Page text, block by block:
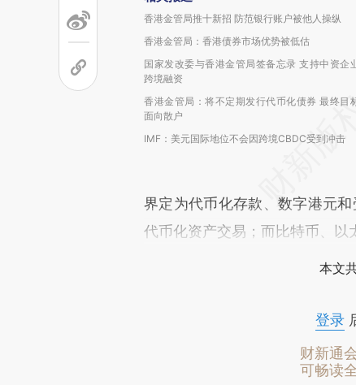
香港金管局推十新招 防范银行账户被他人操纵
香港金管局：香港债券市场优势被低估
国家发改委与香港金管局签备忘录 支持中资企
跨境融资
香港金管局：将不定期发行代币化债券 最终目
面向散户
IMF：美元国际地位不会因跨境CBDC受到冲击
界定为代币化存款、数字港元
代币化资产交易；而比特币、以
本文
登录
财新通
可畅读